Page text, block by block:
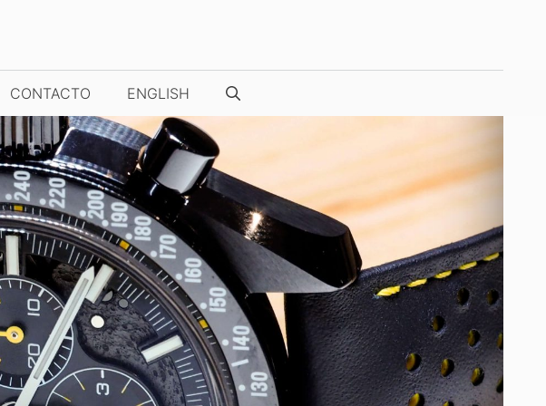
TIME TO WATCHES NUESTRAS FOTOS / VÍDEOS
CONTACTO ENGLISH